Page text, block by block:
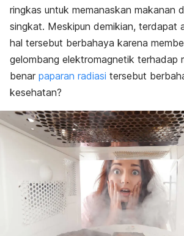
ringkas untuk memanaskan makanan
singkat. Meskipun demikian, terdapat
hal tersebut berbahaya karena
gelombang elektromagnetik terhadap
benar paparan radiasi tersebut
kesehatan?